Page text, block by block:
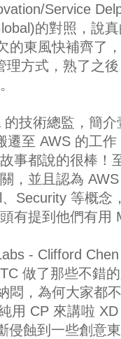
Service
的對照，說
的東風快補齊了
理方式，熟了之
技術總監，簡
至 AWS 的工作
事都說的很棒！
，並且認為
Security 等概念
有提到他們有用
- Clifford
做了那些不錯
悶，為何大家都
用 CP 來講啦
侵蝕到一些創意